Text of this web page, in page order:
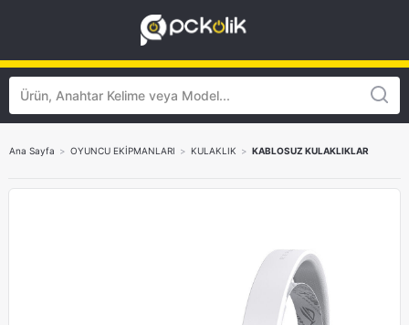
Ana Sayfa > OYUNCU EKİPMANLARI > KULAKLIK > KABLOSUZ KULAKLIKLAR